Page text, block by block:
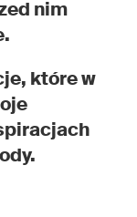
nim
które w